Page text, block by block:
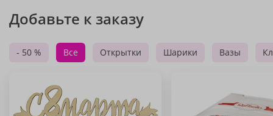
Добавьте к заказу
- 50 % Все Открытки Шарики Вазы